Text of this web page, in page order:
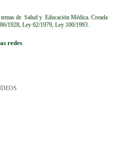
de Salud y Educación Médica. Creada
1928, Ley 02/1979, Ley 100/1993.
redes